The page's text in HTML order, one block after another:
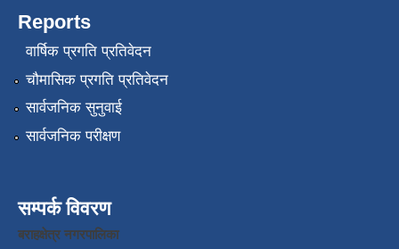
Reports
वार्षिक प्रगति प्रतिवेदन
चौमासिक प्रगति प्रतिवेदन
सार्वजनिक सुनुवाई
सार्वजनिक परीक्षण
सम्पर्क विवरण
बराहक्षेत्र नगरपालिका